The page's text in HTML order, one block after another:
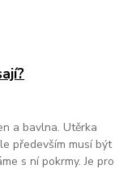
a bavlna. Utěrka
především musí být
s ní pokrmy. Je pro